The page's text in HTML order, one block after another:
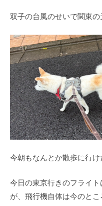
双子の台風のせいで関東の
今朝もなんとか散歩に行け
今日の東京行きのフライ
が、飛行機自体は今のとこ